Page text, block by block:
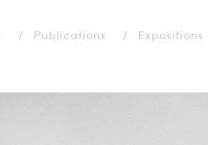
Publications Expositions